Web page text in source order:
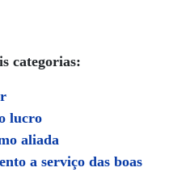
categorias:
lucro
aliada
a serviço das boas